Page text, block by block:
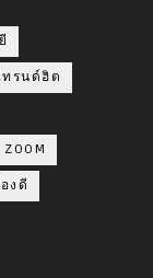
ทรนด์ฮิต
ZOOM
องดี